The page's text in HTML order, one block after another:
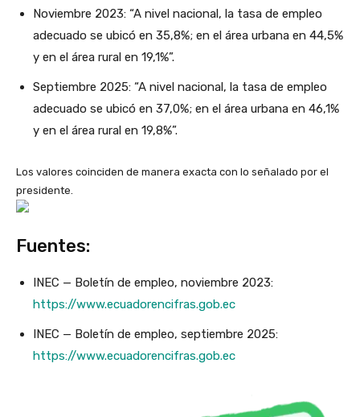
Noviembre 2023: “A nivel nacional, la tasa de empleo
adecuado se ubicó en 35,8%; en el área urbana en 44,5%
y en el área rural en 19,1%”.
Septiembre 2025: “A nivel nacional, la tasa de empleo
adecuado se ubicó en 37,0%; en el área urbana en 46,1%
y en el área rural en 19,8%”.
Los valores coinciden de manera exacta con lo señalado por el
presidente.
Fuentes:
INEC — Boletín de empleo, noviembre 2023:
https://www.ecuadorencifras.gob.ec
INEC — Boletín de empleo, septiembre 2025:
https://www.ecuadorencifras.gob.ec